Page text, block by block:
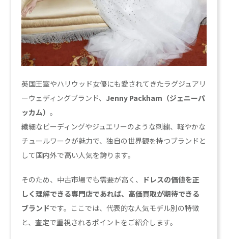
英国王室やハリウッド女優にも愛されてきたラグジュアリ
ーウェディングブランド、 Jenny Packham（ジェニーパ
ッカム）。
繊細なビーディングやジュエリーのような刺繍、軽やかな
チュールワークが魅力で、独自の世界観を持つブランドと
して国内外で高い人気を誇ります。
そのため、中古市場でも需要が高く、 ドレスの価値を正
しく理解できる専門店であれば、高価買取が期待できる
ブランドです。ここでは、代表的な人気モデル別の特徴
と、査定で重視されるポイントをご紹介します。